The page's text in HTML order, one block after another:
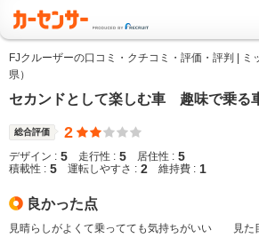
FJクルーザーの口コミ・クチコミ・評価・評判 | ミ
県）
セカンドとして楽しむ車 趣味で乗る
総合評価 2
デザイン : 5 走行性 : 5 居住性 : 5
積載性 : 5 運転しやすさ : 2 維持費 : 1
良かった点
見晴らしがよくて乗ってても気持ちがいい 見た